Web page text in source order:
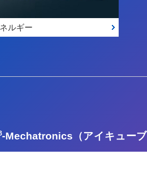
ルギー
-Mechatronics（アイキューブ